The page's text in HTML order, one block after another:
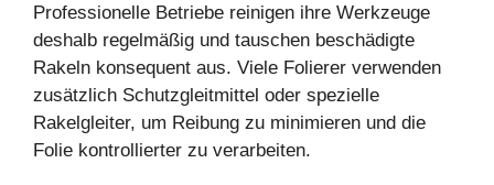
Professionelle Betriebe reinigen ihre Werkzeuge
deshalb regelmäßig und tauschen beschädigte
Rakeln konsequent aus. Viele Folierer verwenden
zusätzlich Schutzgleitmittel oder spezielle
Rakelgleiter, um Reibung zu minimieren und die
Folie kontrollierter zu verarbeiten.